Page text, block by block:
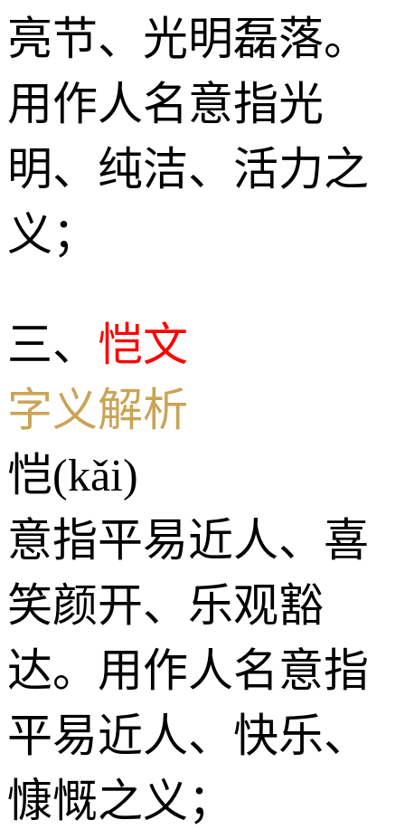
亮节、光明磊落。
用作人名意指光
明、纯洁、活力之
义；
三、 恺文
字义解析
恺(kǎi)
意指平易近人、喜
笑颜开、乐观豁
达。用作人名意指
平易近人、快乐、
慷慨之义；